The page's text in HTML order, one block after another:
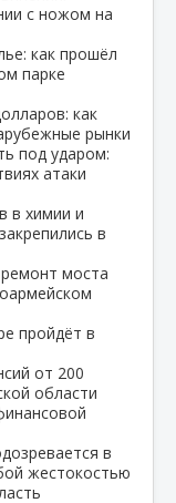
с ножом на
как прошёл
парке
как
рынки
под ударом:
атаки
в химии и
в
моста
пройдёт в
от 200
области
в
жестокостью